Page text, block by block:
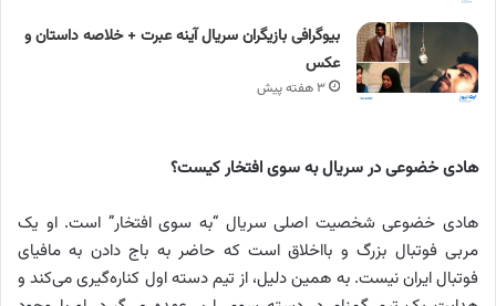
بیوگرافی بازیگران سریال آینه عبرت + خلاصه داستان و
عکس
۳ هفته پیش
هادی خضوعی در سریال به سوی افتخار کیست؟
هادی خضوعی شخصیت اصلی سریال “به سوی افتخار” است. او یک
مربی فوتبال بزرگ و بااخلاق است که حاضر به باج دادن به مافیای
فوتبال ایران نیست. به همین دلیل، از تیم دسته اول کناره‌گیری می‌کند و